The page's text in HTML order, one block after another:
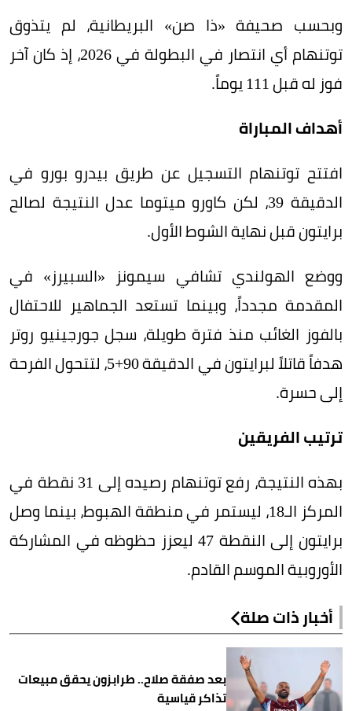
وبحسب صحيفة «ذا صن» البريطانية، لم يتذوق
توتنهام أي انتصار في البطولة في 2026، إذ كان آخر
فوز له قبل 111 يوماً.
أهداف المباراة
افتتح توتنهام التسجيل عن طريق بيدرو بورو في
الدقيقة 39، لكن كاورو ميتوما عدل النتيجة لصالح
برايتون قبل نهاية الشوط الأول.
ووضع الهولندي تشافي سيمونز «السبيرز» في
المقدمة مجدداً، وبينما تستعد الجماهير للاحتفال
بالفوز الغائب منذ فترة طويلة، سجل جورجينيو روتر
هدفاً قاتلاً لبرايتون في الدقيقة 90+5، لتتحول الفرحة
إلى حسرة.
ترتيب الفريقين
بهذه النتيجة، رفع توتنهام رصيده إلى 31 نقطة في
المركز الـ18، ليستمر في منطقة الهبوط، بينما وصل
برايتون إلى النقطة 47 ليعزز حظوظه في المشاركة
الأوروبية الموسم القادم.
أخبار ذات صلة
بعد صفقة صلاح.. طرابزون يحقق مبيعات
تذاكر قياسية